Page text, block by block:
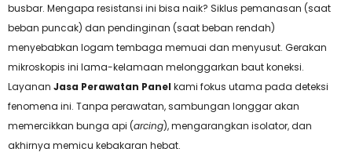
busbar. Mengapa resistansi ini bisa naik? Siklus pemanasan (saat
beban puncak) dan pendinginan (saat beban rendah)
menyebabkan logam tembaga memuai dan menyusut. Gerakan
mikroskopis ini lama-kelamaan melonggarkan baut koneksi.
Layanan Jasa Perawatan Panel kami fokus utama pada deteksi
fenomena ini. Tanpa perawatan, sambungan longgar akan
memercikkan bunga api (arcing), mengarangkan isolator, dan
akhirnya memicu kebakaran hebat.